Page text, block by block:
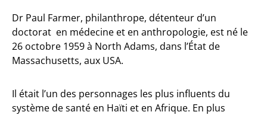
Dr Paul Farmer, philanthrope, détenteur d’un
doctorat en médecine et en anthropologie, est né le
26 octobre 1959 à North Adams, dans l’État de
Massachusetts, aux USA.
Il était l’un des personnages les plus influents du
système de santé en Haïti et en Afrique. En plus